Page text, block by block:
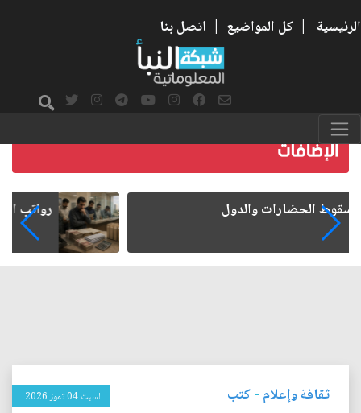
الرئيسية | كل المواضيع | اتصل بنا
رواتب الموظفين على صفيح ساخن
ثقافة وإعلام -كتب السبت 04 تموز 2026